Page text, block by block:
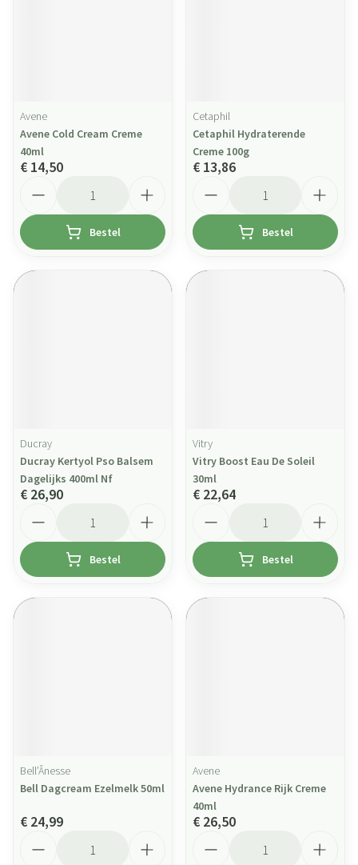
Avene
Avene Cold Cream Creme
40ml
€ 14,50
Bestel
Cetaphil
Cetaphil Hydraterende
Creme 100g
€ 13,86
Bestel
Ducray
Ducray Kertyol Pso Balsem
Dagelijks 400ml Nf
€ 26,90
Bestel
Vitry
Vitry Boost Eau De Soleil
30ml
€ 22,64
Bestel
Bell’Ânesse
Bell Dagcream Ezelmelk 50ml
€ 24,99
Avene
Avene Hydrance Rijk Creme
40ml
€ 26,50